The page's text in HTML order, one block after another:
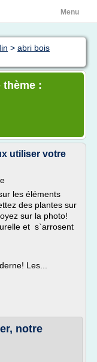
Menu
> abri bois
:
utiliser votre
les éléments
des plantes sur
sur la photo!
et s`arrosent
Les...
notre